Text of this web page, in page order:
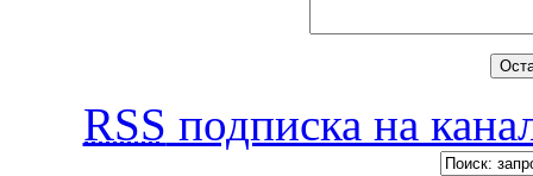
RSS подписка на